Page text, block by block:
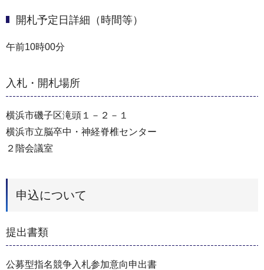
開札予定日詳細（時間等）
午前10時00分
入札・開札場所
横浜市磯子区滝頭１－２－１
横浜市立脳卒中・神経脊椎センター
２階会議室
申込について
提出書類
公募型指名競争入札参加意向申出書